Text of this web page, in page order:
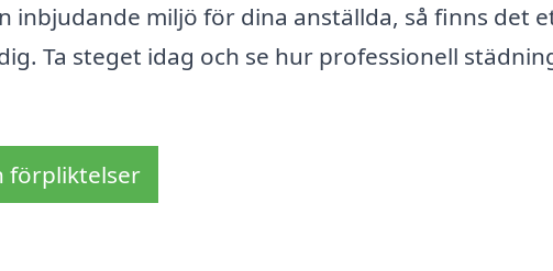
inbjudande miljö för dina anställda, så finns det
Ta steget idag och se hur professionell
förpliktelser